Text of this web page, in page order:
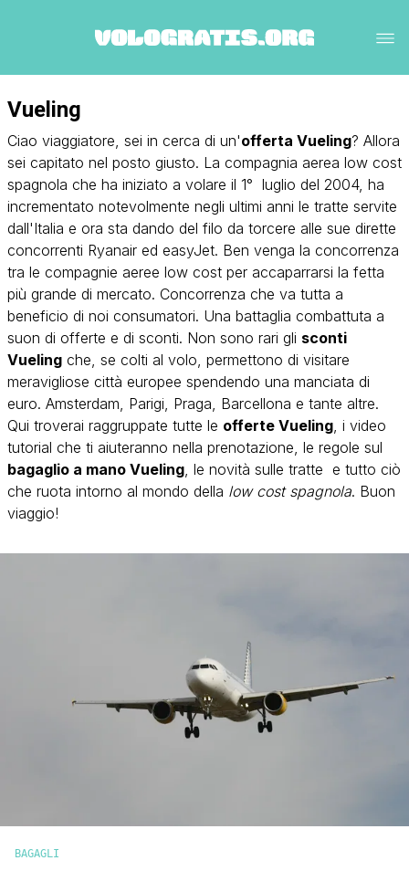
Vueling
Ciao viaggiatore, sei in cerca di un'offerta Vueling? Allora
sei capitato nel posto giusto. La compagnia aerea low cost
spagnola che ha iniziato a volare il 1° luglio del 2004, ha
incrementato notevolmente negli ultimi anni le tratte servite
dall'Italia e ora sta dando del filo da torcere alle sue dirette
concorrenti Ryanair ed easyJet. Ben venga la concorrenza
tra le compagnie aeree low cost per accaparrarsi la fetta
più grande di mercato. Concorrenza che va tutta a
beneficio di noi consumatori. Una battaglia combattuta a
suon di offerte e di sconti. Non sono rari gli sconti
Vueling che, se colti al volo, permettono di visitare
meravigliose città europee spendendo una manciata di
euro. Amsterdam Parigi Praga , Barcellona e tante altre.
Qui troverai raggruppate tutte le offerte Vueling , i video
tutorial che ti aiuteranno nella prenotazione, le regole sul
bagaglio a mano Vueling , le novità sulle tratte e tutto ciò
che ruota intorno al mondo della low cost spagnola. Buon
viaggio!
BAGAGLI